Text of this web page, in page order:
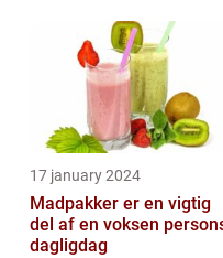
17 january 2024
Madpakker er en vigtig
del af en voksen
dagligdag